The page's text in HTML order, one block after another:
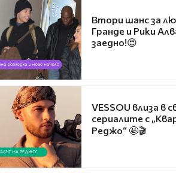
Втори шанс за
Гранде и Рики
заедно!😍
VESSOU влиза в
сериалите с
Реджо“ 🤩🎬